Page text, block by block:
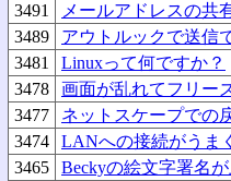
3491
メールアドレスの共
3489
アウトルックで送信
3481
Linuxって何ですか？
3478
画面が乱れてフリー
3477
ネットスケープでの
3474
LANへの接続がうま
3465
Beckyの絵文字署名